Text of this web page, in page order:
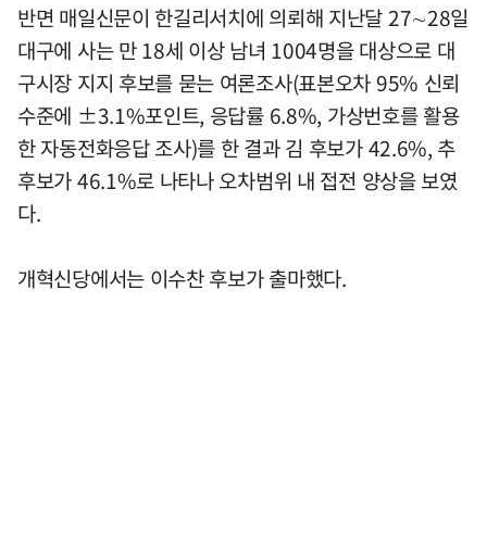
반면 매일신문이 한길리서치에 의뢰해 지난달 27∼28일
대구에 사는 만 18세 이상 남녀 1004명을 대상으로 대
구시장 지지 후보를 묻는 여론조사(표본오차 95% 신뢰
수준에 ±3.1%포인트, 응답률 6.8%, 가상번호를 활용
한 자동전화응답 조사)를 한 결과 김 후보가 42.6%, 추
후보가 46.1%로 나타나 오차범위 내 접전 양상을 보였
다.
개혁신당에서는 이수찬 후보가 출마했다.